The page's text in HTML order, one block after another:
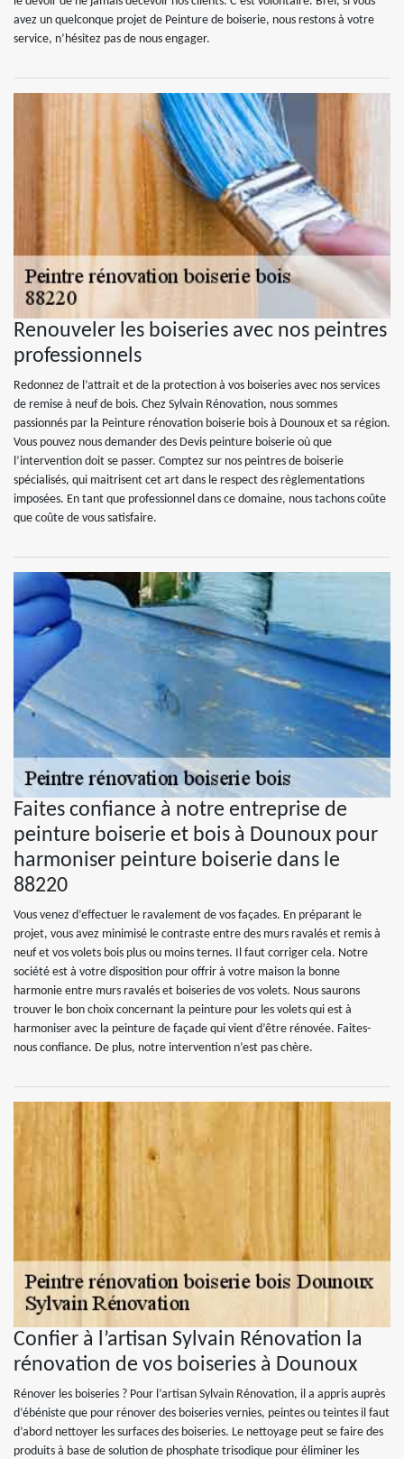
avez un quelconque projet de Peinture de boiserie, nous restons à votre
service, n’hésitez pas de nous engager.
Renouveler les boiseries avec nos peintres
professionnels
Redonnez de l’attrait et de la protection à vos boiseries avec nos services
de remise à neuf de bois. Chez Sylvain Rénovation, nous sommes
passionnés par la Peinture rénovation boiserie bois à Dounoux et sa région.
Vous pouvez nous demander des Devis peinture boiserie où que
l’intervention doit se passer. Comptez sur nos peintres de boiserie
spécialisés, qui maitrisent cet art dans le respect des règlementations
imposées. En tant que professionnel dans ce domaine, nous tachons coûte
que coûte de vous satisfaire.
Faites confiance à notre entreprise de
peinture boiserie et bois à Dounoux pour
harmoniser peinture boiserie dans le
88220
Vous venez d’effectuer le ravalement de vos façades. En préparant le
projet, vous avez minimisé le contraste entre des murs ravalés et remis à
neuf et vos volets bois plus ou moins ternes. Il faut corriger cela. Notre
société est à votre disposition pour offrir à votre maison la bonne
harmonie entre murs ravalés et boiseries de vos volets. Nous saurons
trouver le bon choix concernant la peinture pour les volets qui est à
harmoniser avec la peinture de façade qui vient d’être rénovée. Faites-
nous confiance. De plus, notre intervention n’est pas chère.
Confier à l’artisan Sylvain Rénovation la
rénovation de vos boiseries à Dounoux
Rénover les boiseries ? Pour l’artisan Sylvain Rénovation, il a appris auprès
d’ébéniste que pour rénover des boiseries vernies, peintes ou teintes il faut
d’abord nettoyer les surfaces des boiseries. Le nettoyage peut se faire des
produits à base de solution de phosphate trisodique pour éliminer les